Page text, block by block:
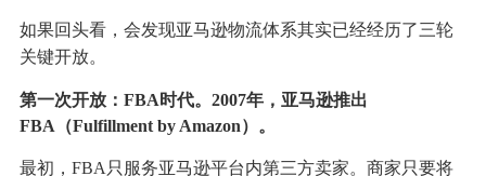
如果回头看，会发现亚马逊物流体系其实已经经历了三轮
关键开放。
第一次开放：FBA时代。2007年，亚马逊推出
FBA（Fulfillment by Amazon）。
最初，FBA只服务亚马逊平台内第三方卖家。商家只要将